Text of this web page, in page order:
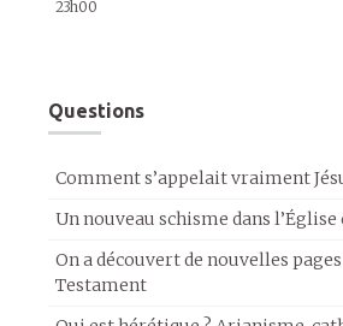
23h00
Questions
Comment s’appelait vraiment
Un nouveau schisme dans
On a découvert de nouvelles
Testament